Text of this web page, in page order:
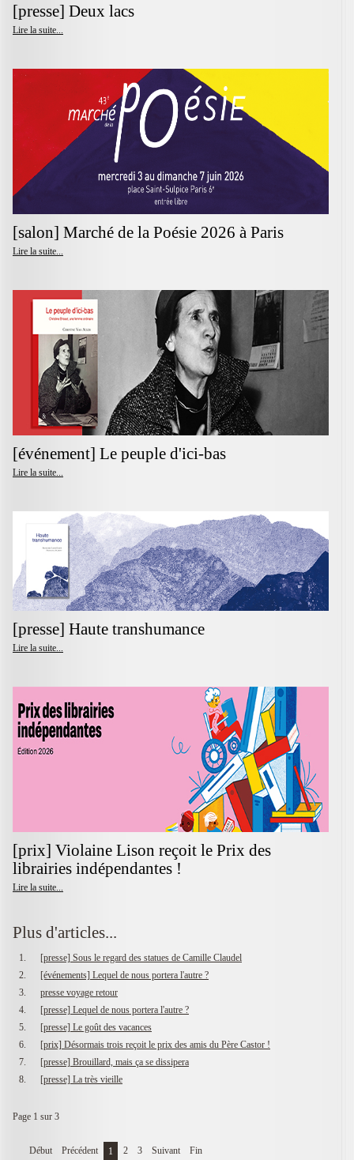
[presse] Deux lacs
Lire la suite...
[salon] Marché de la Poésie 2026 à Paris
Lire la suite...
[événement] Le peuple d'ici-bas
Lire la suite...
[presse] Haute transhumance
Lire la suite...
[prix] Violaine Lison reçoit le Prix des
librairies indépendantes !
Lire la suite...
Plus d'articles...
[presse] Sous le regard des statues de Camille Claudel
[événements] Lequel de nous portera l'autre ?
presse voyage retour
[presse] Lequel de nous portera l'autre ?
[presse] Le goût des vacances
[prix] Désormais trois reçoit le prix des amis du Père Castor !
[presse] Brouillard, mais ça se dissipera
[presse] La très vieille
Page 1 sur 3
Début Précédent 1 2 3 Suivant Fin